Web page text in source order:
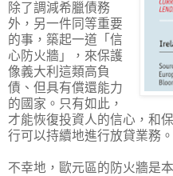
除了調減希臘債務
外，另一件同等重要
的事，築起一道「信
心防火牆」，來保護
像義大利這類高負
債、但具有償還能力
的國家。只有如此，
才能恢復投資人的信心，和
行可以持續地進行放貸業務。
不幸地，歐元區的防火牆是